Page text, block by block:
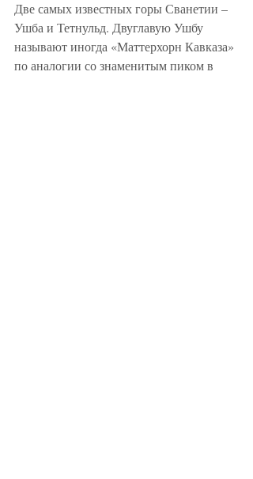
Две самых известных горы Сванетии –
Ушба и Тетнульд. Двуглавую Ушбу
называют иногда «Маттерхорн Кавказа»
по аналогии со знаменитым пиком в